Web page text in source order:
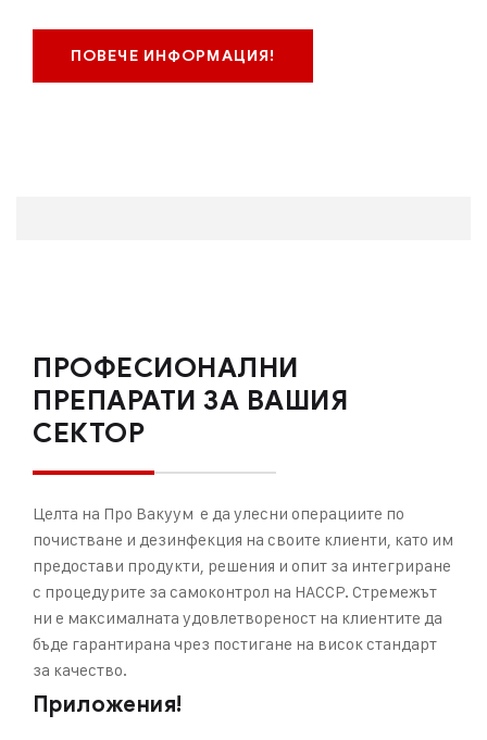
ПОВЕЧЕ ИНФОРМАЦИЯ!
ПРОФЕСИОНАЛНИ
ПРЕПАРАТИ ЗА ВАШИЯ
СЕКТОР
Целта на Про Вакуум е да улесни операциите по
почистване и дезинфекция на своите клиенти, като им
предостави продукти, решения и опит за интегриране
с процедурите за самоконтрол на HACCP. Стремежът
ни е максималната удовлетвореност на клиентите да
бъде гарантирана чрез постигане на висок стандарт
за качество.
Приложения!